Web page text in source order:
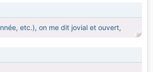
etc.), on me dit jovial et ouvert,